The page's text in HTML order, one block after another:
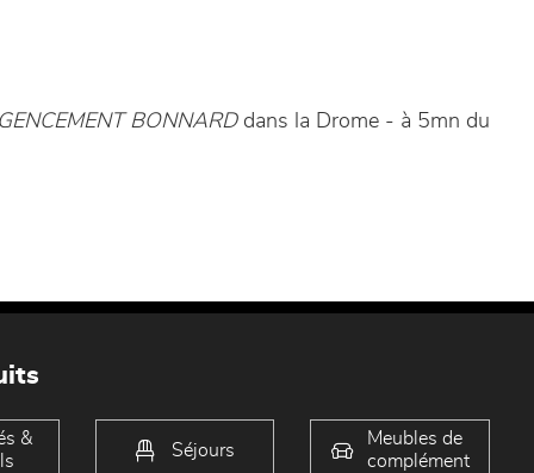
BONNARDdans la Drome - à 5mn du
&
Séjours
Meubles de
complément